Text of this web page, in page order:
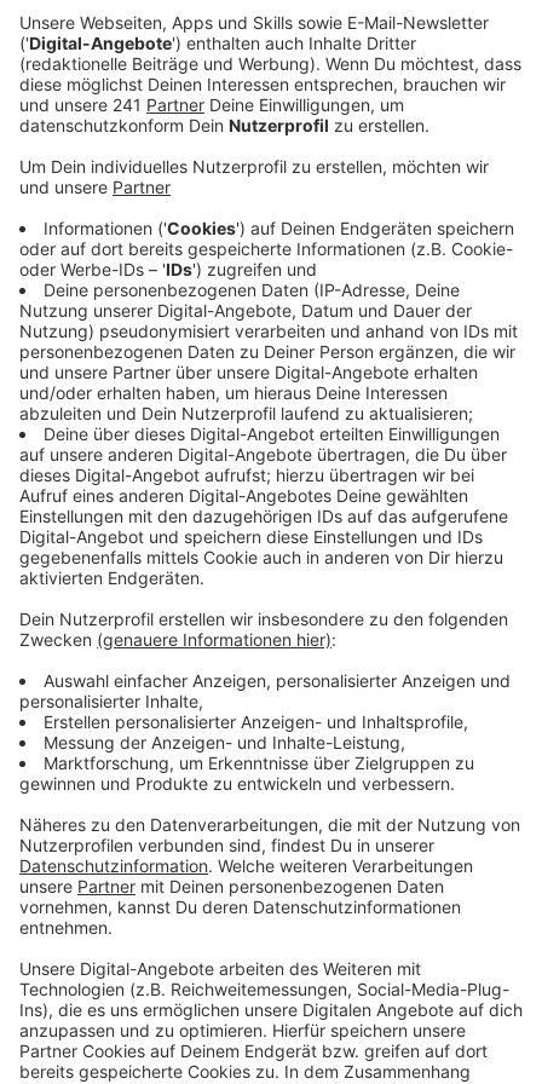
Veröffentlicht: Montag, 25.03.2024 15:03
Anzeige
Überblick über mögliche Standorte
Das Portal ist in Kooperation mit der Stadt
entstanden. Es soll Unternehmen, die sich in
Leverkusen ansiedeln wollen, dabei helfen, einen
Überblick über mögliche Standorte in der Stadt zu
bekommen. Auf dem Portal kann man sich zum
Beispiel die genaue Lage einer Immobilie, eine
Luftaufnahme und eine 3D-Ansicht auf der Plattform
ansehen.
leverkusen.de abrufbar.
Anzeige
Weitere Meldungen aus Leverkusen
Anzeige
Reisepass-Anträge: Zusätzliche Termine für
Leverkusen-Fans
Leverkusen: Machbarkeitsstudie für neue Feuerwache
ist da
Was wird aus der Stadthalle in Leverkusen-Opladen?